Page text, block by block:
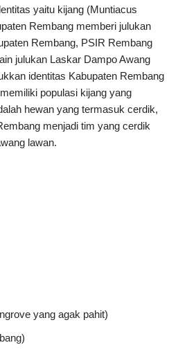
yaitu kijang (Muntiacus
Rembang memberi julukan
Rembang, PSIR Rembang
julukan Laskar Dampo Awang
identitas Kabupaten Rembang
populasi kijang yang
hewan yang termasuk cerdik,
menjadi tim yang cerdik
lawan.
yang agak pahit)